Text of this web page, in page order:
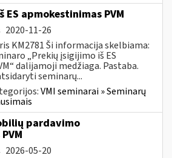
apmokestinimas PVM
2020-11-26
KM2781 Ši informacija skelbiama:
„Prekių įsigijimo iš ES
dalijamoji medžiaga. Pastaba.
seminarų...
VMI seminarai » Seminarų
pardavimo
2026-05-20